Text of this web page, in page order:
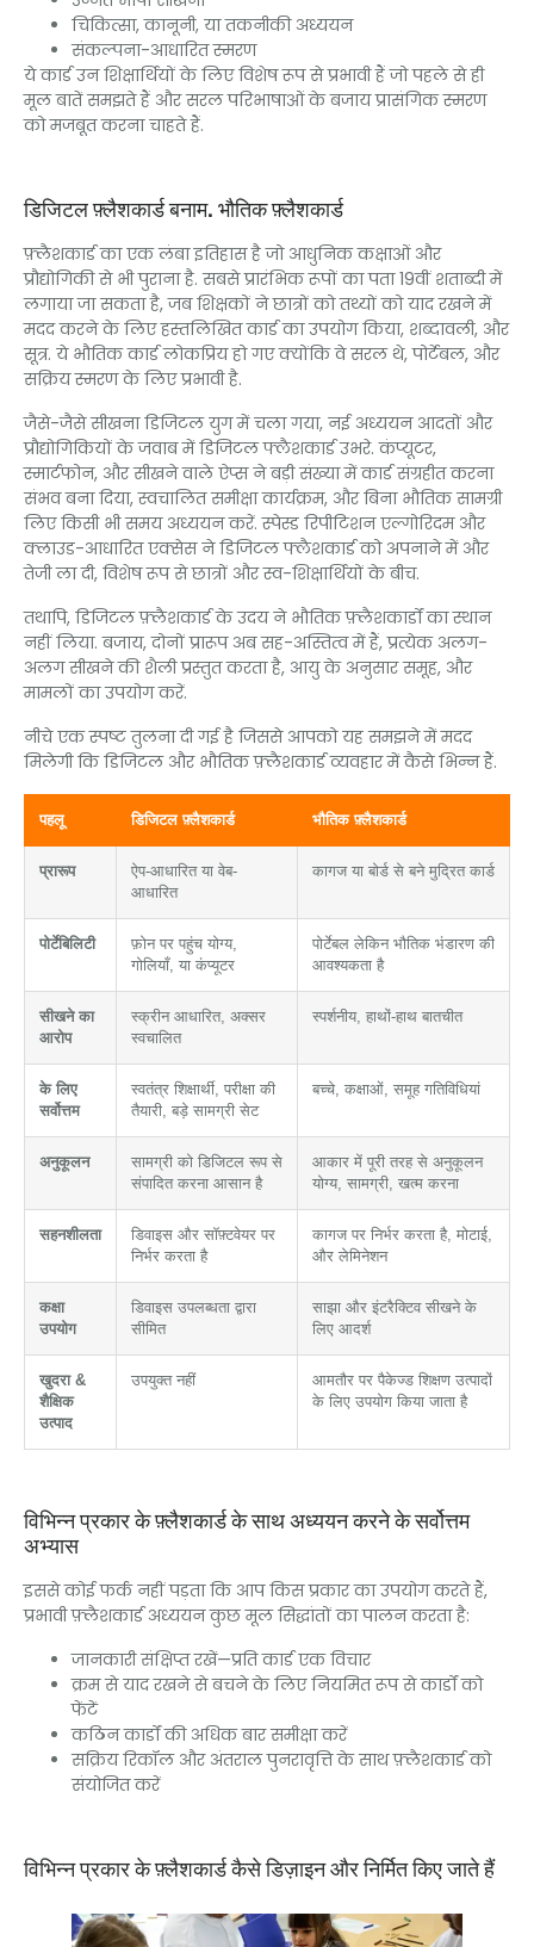
चिकित्सा, कानूनी, या तकनीकी अध्ययन
संकल्पना-आधारित स्मरण
ये कार्ड उन शिक्षार्थियों के लिए विशेष रूप से प्रभावी हैं जो पहले से ही
मूल बातें समझते हैं और सरल परिभाषाओं के बजाय प्रासंगिक स्मरण
को मजबूत करना चाहते हैं.
डिजिटल फ़्लैशकार्ड बनाम. भौतिक फ़्लैशकार्ड
फ़्लैशकार्ड का एक लंबा इतिहास है जो आधुनिक कक्षाओं और
प्रौद्योगिकी से भी पुराना है. सबसे प्रारंभिक रूपों का पता 19वीं शताब्दी में
लगाया जा सकता है, जब शिक्षकों ने छात्रों को तथ्यों को याद रखने में
मदद करने के लिए हस्तलिखित कार्ड का उपयोग किया, शब्दावली, और
सूत्र. ये भौतिक कार्ड लोकप्रिय हो गए क्योंकि वे सरल थे, पोर्टेबल, और
सक्रिय स्मरण के लिए प्रभावी है.
जैसे-जैसे सीखना डिजिटल युग में चला गया, नई अध्ययन आदतों और
प्रौद्योगिकियों के जवाब में डिजिटल फ्लैशकार्ड उभरे. कंप्यूटर,
स्मार्टफोन, और सीखने वाले ऐप्स ने बड़ी संख्या में कार्ड संग्रहीत करना
संभव बना दिया, स्वचालित समीक्षा कार्यक्रम, और बिना भौतिक सामग्री
लिए किसी भी समय अध्ययन करें. स्पेस्ड रिपीटिशन एल्गोरिदम और
क्लाउड-आधारित एक्सेस ने डिजिटल फ्लैशकार्ड को अपनाने में और
तेजी ला दी, विशेष रूप से छात्रों और स्व-शिक्षार्थियों के बीच.
तथापि, डिजिटल फ़्लैशकार्ड के उदय ने भौतिक फ़्लैशकार्डों का स्थान
नहीं लिया. बजाय, दोनों प्रारूप अब सह-अस्तित्व में हैं, प्रत्येक अलग-
अलग सीखने की शैली प्रस्तुत करता है, आयु के अनुसार समूह, और
मामलों का उपयोग करें.
नीचे एक स्पष्ट तुलना दी गई है जिससे आपको यह समझने में मदद
मिलेगी कि डिजिटल और भौतिक फ़्लैशकार्ड व्यवहार में कैसे भिन्न हैं.
पहलू डिजिटल फ़्लैशकार्ड भौतिक फ़्लैशकार्ड
प्रारूप
ऐप-आधारित या वेब-
आधारित
कागज या बोर्ड से बने मुद्रित कार्ड
पोर्टेबिलिटी
फ़ोन पर पहुंच योग्य,
गोलियाँ, या कंप्यूटर
पोर्टेबल लेकिन भौतिक भंडारण की
आवश्यकता है
सीखने का
आरोप
स्क्रीन आधारित, अक्सर
स्वचालित
स्पर्शनीय, हाथों-हाथ बातचीत
के लिए
सर्वोत्तम
स्वतंत्र शिक्षार्थी, परीक्षा की
तैयारी, बड़े सामग्री सेट
बच्चे, कक्षाओं, समूह गतिविधियां
अनुकूलन
सामग्री को डिजिटल रूप से
संपादित करना आसान है
आकार में पूरी तरह से अनुकूलन
योग्य, सामग्री, खत्म करना
सहनशीलता
डिवाइस और सॉफ़्टवेयर पर
निर्भर करता है
कागज पर निर्भर करता है, मोटाई,
और लेमिनेशन
कक्षा
उपयोग
डिवाइस उपलब्धता द्वारा
सीमित
साझा और इंटरैक्टिव सीखने के
लिए आदर्श
खुदरा &
शैक्षिक
उत्पाद
उपयुक्त नहीं
आमतौर पर पैकेज्ड शिक्षण उत्पादों
के लिए उपयोग किया जाता है
विभिन्न प्रकार के फ़्लैशकार्ड के साथ अध्ययन करने के सर्वोत्तम
अभ्यास
इससे कोई फर्क नहीं पड़ता कि आप किस प्रकार का उपयोग करते हैं,
प्रभावी फ़्लैशकार्ड अध्ययन कुछ मूल सिद्धांतों का पालन करता है:
जानकारी संक्षिप्त रखें—प्रति कार्ड एक विचार
क्रम से याद रखने से बचने के लिए नियमित रूप से कार्डों को
फेंटें
कठिन कार्डों की अधिक बार समीक्षा करें
सक्रिय रिकॉल और अंतराल पुनरावृत्ति के साथ फ़्लैशकार्ड को
संयोजित करें
विभिन्न प्रकार के फ़्लैशकार्ड कैसे डिज़ाइन और निर्मित किए जाते हैं